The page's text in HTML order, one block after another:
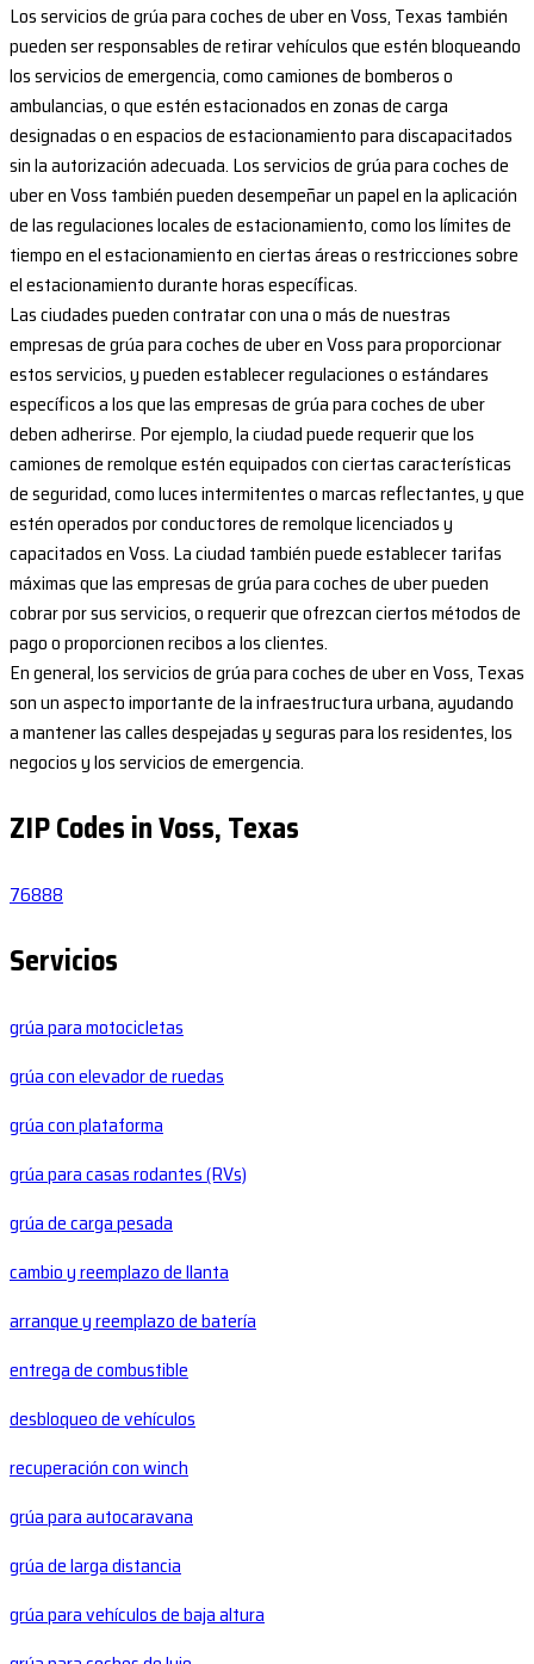
Los servicios de grúa para coches de uber en Voss, Texas también
pueden ser responsables de retirar vehículos que estén bloqueando
los servicios de emergencia, como camiones de bomberos o
ambulancias, o que estén estacionados en zonas de carga
designadas o en espacios de estacionamiento para discapacitados
sin la autorización adecuada. Los servicios de grúa para coches de
uber en Voss también pueden desempeñar un papel en la aplicación
de las regulaciones locales de estacionamiento, como los límites de
tiempo en el estacionamiento en ciertas áreas o restricciones sobre
el estacionamiento durante horas específicas.
Las ciudades pueden contratar con una o más de nuestras
empresas de grúa para coches de uber en Voss para proporcionar
estos servicios, y pueden establecer regulaciones o estándares
específicos a los que las empresas de grúa para coches de uber
deben adherirse. Por ejemplo, la ciudad puede requerir que los
camiones de remolque estén equipados con ciertas características
de seguridad, como luces intermitentes o marcas reflectantes, y que
estén operados por conductores de remolque licenciados y
capacitados en Voss. La ciudad también puede establecer tarifas
máximas que las empresas de grúa para coches de uber pueden
cobrar por sus servicios, o requerir que ofrezcan ciertos métodos de
pago o proporcionen recibos a los clientes.
En general, los servicios de grúa para coches de uber en Voss, Texas
son un aspecto importante de la infraestructura urbana, ayudando
a mantener las calles despejadas y seguras para los residentes, los
negocios y los servicios de emergencia.
ZIP Codes in Voss, Texas
76888
Servicios
grúa para motocicletas
grúa con elevador de ruedas
grúa con plataforma
grúa para casas rodantes (RVs)
grúa de carga pesada
cambio y reemplazo de llanta
arranque y reemplazo de batería
entrega de combustible
desbloqueo de vehículos
recuperación con winch
grúa para autocaravana
grúa de larga distancia
grúa para vehículos de baja altura